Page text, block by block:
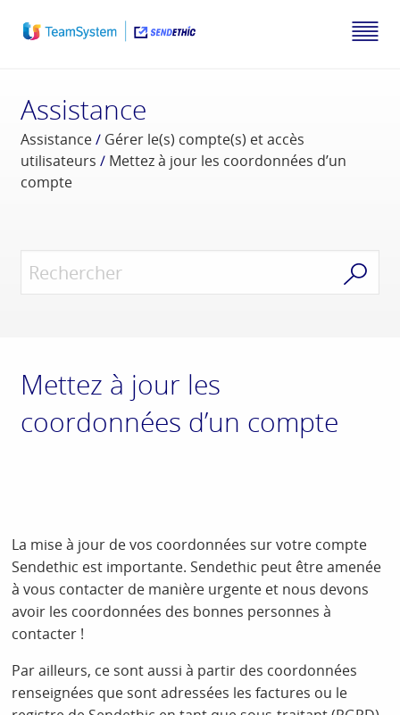
Assistance
Assistance/ Gérer le(s) compte(s) et accès
utilisateurs / Mettez à jour les coordonnées d’un
compte
Mettez à jour les
coordonnées d’un compte
La mise à jour de vos coordonnées sur votre compte
Sendethic est importante. Sendethic peut être amenée
à vous contacter de manière urgente et nous devons
avoir les coordonnées des bonnes personnes à
contacter !
Par ailleurs, ce sont aussi à partir des coordonnées
renseignées que sont adressées les factures ou le